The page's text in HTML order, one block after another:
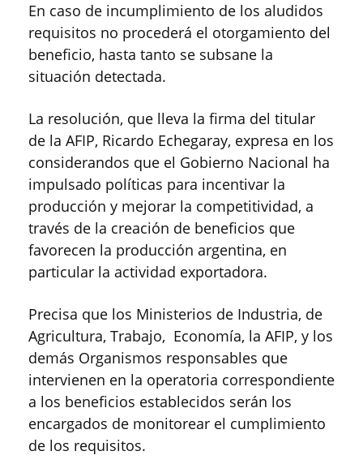
En caso de incumplimiento de los aludidos
requisitos no procederá el otorgamiento del
beneficio, hasta tanto se subsane la
situación detectada.
La resolución, que lleva la firma del titular
de la AFIP, Ricardo Echegaray, expresa en los
considerandos que el Gobierno Nacional ha
impulsado políticas para incentivar la
producción y mejorar la competitividad, a
través de la creación de beneficios que
favorecen la producción argentina, en
particular la actividad exportadora.
Precisa que los Ministerios de Industria, de
Agricultura, Trabajo, Economía, la AFIP, y los
demás Organismos responsables que
intervienen en la operatoria correspondiente
a los beneficios establecidos serán los
encargados de monitorear el cumplimiento
de los requisitos.